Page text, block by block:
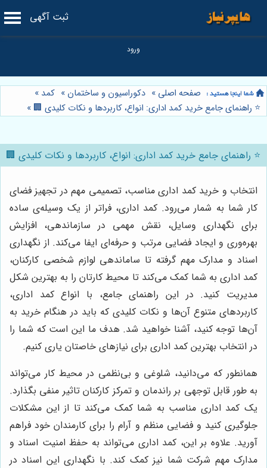
ثبت آگهی
صفحه اصلی » دکوراسیون و ساختمان » کمد »
⭐️ راهنمای جامع خرید کمد اداری: انواع، کاربردها و نکات کلیدی 🏢 »
⭐️ راهنمای جامع خرید کمد اداری: انواع، کاربردها و نکات کلیدی 🏢
انتخاب و خرید کمد اداری مناسب، تصمیمی مهم در تجهیز فضای
کار شما به شمار می‌رود. کمد اداری، فراتر از یک وسیله‌ی ساده
برای نگهداری وسایل، نقش مهمی در سازماندهی، افزایش
بهره‌وری و ایجاد فضایی مرتب و حرفه‌ای ایفا می‌کند. از نگهداری
اسناد و مدارک مهم گرفته تا ساماندهی لوازم شخصی کارکنان،
کمد اداری به شما کمک می‌کند تا محیط کارتان را به بهترین شکل
مدیریت کنید. در این راهنمای جامع، با انواع کمد اداری،
کاربردهای متنوع آن‌ها و نکات کلیدی که باید در هنگام خرید به
آن‌ها توجه کنید، آشنا خواهید شد. هدف ما این است که شما را
در انتخاب بهترین کمد اداری برای نیازهای خاصتان یاری کنیم.
همانطور که می‌دانید، شلوغی و بی‌نظمی در محیط کار می‌تواند
به طور قابل توجهی بر راندمان و تمرکز کارکنان تاثیر منفی بگذارد.
یک کمد اداری مناسب به شما کمک می‌کند تا از این مشکلات
جلوگیری کنید و فضایی منظم و آرام را برای کارمندان خود فراهم
آورید. علاوه بر این، کمد اداری می‌تواند به حفظ امنیت اسناد و
مدارک مهم شرکت شما نیز کمک کند. با نگهداری این اسناد در